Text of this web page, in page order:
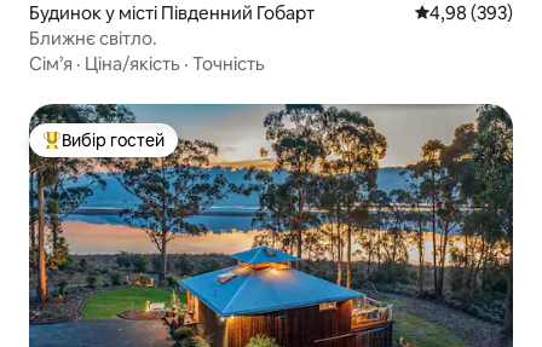
Будинок у місті Південний Гобарт Середня
4,98 (393)
Ближнє світло.
Сім’я · Ціна/якість · Точність
Топ вибір гостей
Вибір гостей